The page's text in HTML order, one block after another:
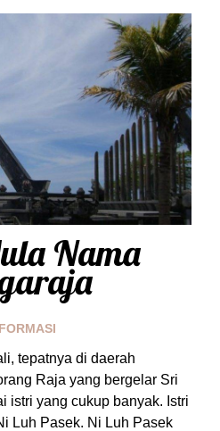
Nama
tepatnya di daerah
Raja yang bergelar Sri
istri yang cukup banyak. Istri
Luh Pasek. Ni Luh Pasek